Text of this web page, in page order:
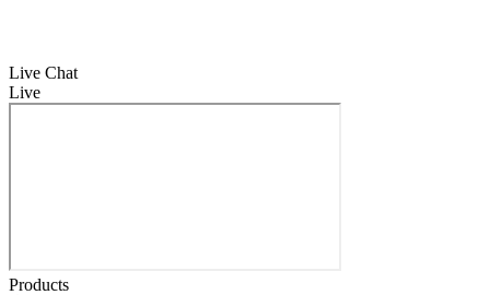
Live Chat
Live
Products